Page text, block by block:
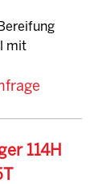
mit
114H